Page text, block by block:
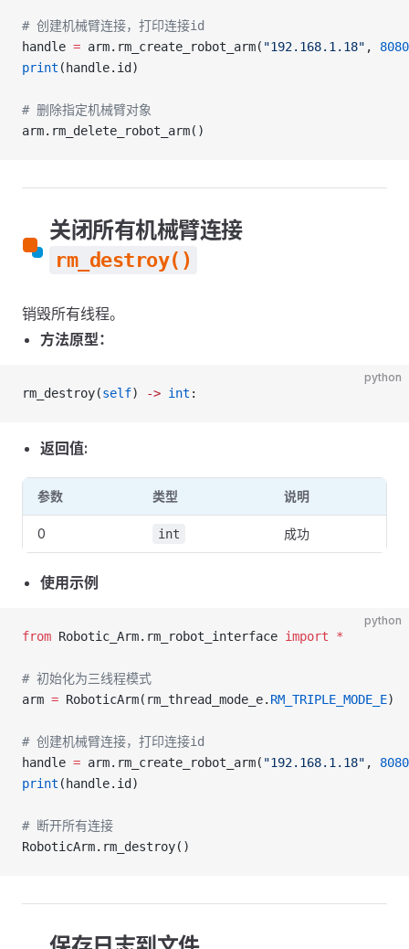
# 创建机械臂连接，打印连接id
handle = arm.rm_create_robot_arm( "192.168.1.18" , 8080
print (handle.id)
# 删除指定机械臂对象
arm.rm_delete_robot_arm()
关闭所有机械臂连接
rm_destroy()
销毁所有线程。
方法原型：
python
rm_destroy(self) -> int :
返回值:
参数 类型 说明
0 int 成功
使用示例
python
from Robotic_Arm.rm_robot_interface import *
# 初始化为三线程模式
arm = RoboticArm(rm_thread_mode_e. RM_TRIPLE_MODE_E)
# 创建机械臂连接，打印连接id
handle = arm.rm_create_robot_arm( "192.168.1.18" , 8080
print (handle.id)
# 断开所有连接
RoboticArm.rm_destroy()